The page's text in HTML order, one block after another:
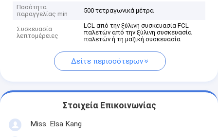
Ποσότητα
παραγγελίας min
500 τετραγωνικά μέτρα
Συσκευασία
λεπτομέρειες
LCL από την ξύλινη συσκευασία FCL
παλετών από την ξύλινη συσκευασία
παλετών ή τη μαζική συσκευασία
Δείτε περισσότερων
Στοιχεία Επικοινωνίας
Miss. Elsa Kang